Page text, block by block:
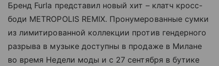
Бренд Furla представил новый хит – клатч кросс-
боди METROPOLIS REMIX. Пронумерованные сумки
из лимитированной коллекции против гендерного
разрыва в музыке доступны в продаже в Милане
во время Недели моды и с 27 сентября в бутике